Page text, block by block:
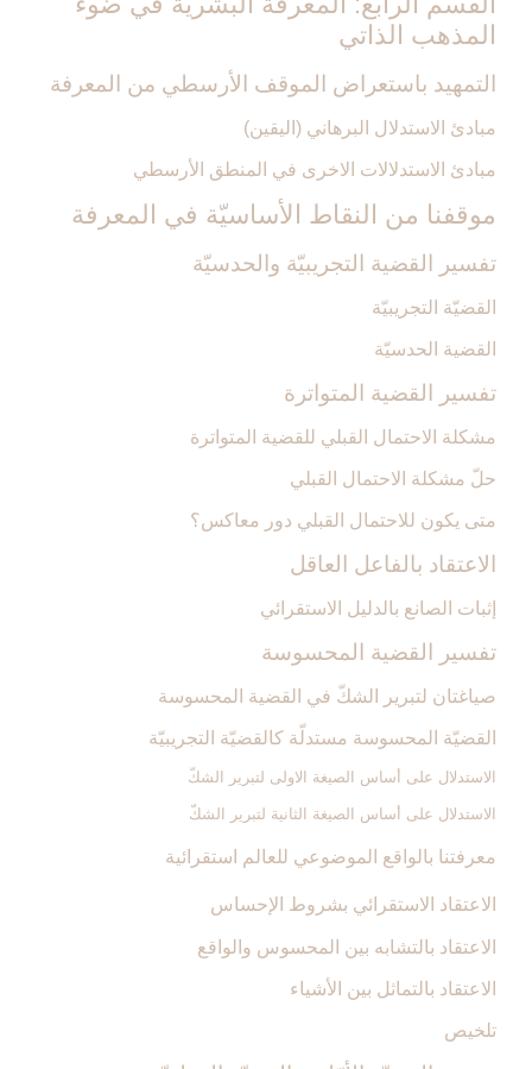
المذهب الذاتي‏
التمهيد باستعراض الموقف الأرسطي من المعرفة
مبادئ الاستدلال البرهاني (اليقين)
مبادئ الاستدلالات الاخرى في المنطق الأرسطي
موقفنا من النقاط الأساسيّة في المعرفة
تفسير القضية التجريبيّة والحدسيّة
القضيّة التجريبيّة
القضية الحدسيّة
تفسير القضية المتواترة
مشكلة الاحتمال القبلي للقضية المتواترة
حلّ مشكلة الاحتمال القبلي
متى يكون للاحتمال القبلي دور معاكس؟
الاعتقاد بالفاعل العاقل‏
إثبات الصانع بالدليل الاستقرائي
تفسير القضية المحسوسة
صياغتان لتبرير الشكّ في القضية المحسوسة
القضيّة المحسوسة مستدلّة كالقضيّة التجريبيّة
الاستدلال على أساس الصيغة الاولى لتبرير الشكّ
الاستدلال على أساس الصيغة الثانية لتبرير الشكّ
معرفتنا بالواقع الموضوعي للعالم استقرائية
الاعتقاد الاستقرائي بشروط الإحساس
الاعتقاد بالتشابه بين المحسوس والواقع
الاعتقاد بالتماثل بين الأشياء
تلخيص